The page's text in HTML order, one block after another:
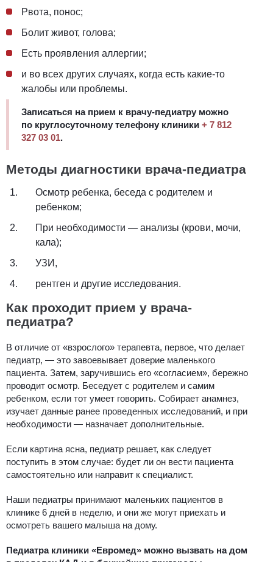
Рвота, понос;
Болит живот, голова;
Есть проявления аллергии;
и во всех других случаях, когда есть какие-то
жалобы или проблемы.
Записаться на прием к врачу-педиатру можно
по круглосуточному телефону клиники + 7 812
327 03 01.
Методы диагностики врача-педиатра
Осмотр ребенка, беседа с родителем и
ребенком;
При необходимости — анализы (крови, мочи,
кала);
УЗИ,
рентген и другие исследования.
Как проходит прием у врача-
педиатра?
В отличие от «взрослого» терапевта, первое, что делает
педиатр, — это завоевывает доверие маленького
пациента. Затем, заручившись его «согласием», бережно
проводит осмотр. Беседует с родителем и самим
ребенком, если тот умеет говорить. Собирает анамнез,
изучает данные ранее проведенных исследований, и при
необходимости — назначает дополнительные.
Если картина ясна, педиатр решает, как следует
поступить в этом случае: будет ли он вести пациента
самостоятельно или направит к специалист.
Наши педиатры принимают маленьких пациентов в
клинике 6 дней в неделю, и они же могут приехать и
осмотреть вашего малыша на дому.
Педиатра клиники «Евромед» можно вызвать на дом